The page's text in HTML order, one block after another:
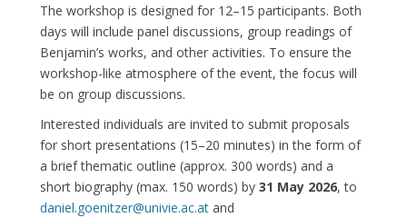
The workshop is designed for 12–15 participants. Both
days will include panel discussions, group readings of
Benjamin’s works, and other activities. To ensure the
workshop-like atmosphere of the event, the focus will
be on group discussions.
Interested individuals are invited to submit proposals
for short presentations (15–20 minutes) in the form of
a brief thematic outline (approx. 300 words) and a
short biography (max. 150 words) by 31 May 2026, to
daniel.goenitzer@univie.ac.at and